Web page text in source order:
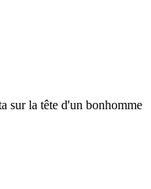
sur la tête d'un bonhomme